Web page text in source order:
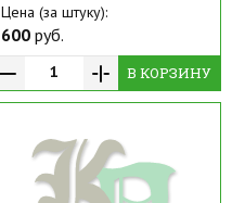
Цена (за штуку):
600руб.
В КОРЗИНУ